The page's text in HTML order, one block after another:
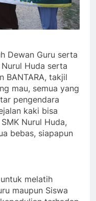
Dewan Guru serta
Huda serta
BANTARA, takjil
mau, semua yang
pengendara
kaki bisa
Nurul Huda,
bebas, siapapun
melatih
maupun Siswa